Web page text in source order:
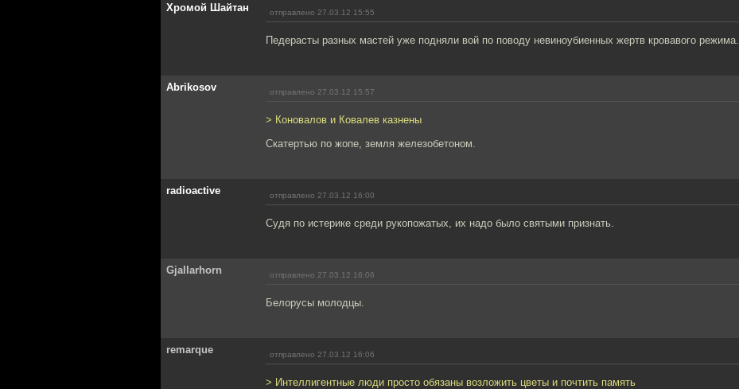
Хромой Шайтан отправлено 27.03.12 15:55
Педерасты разных мастей уже подняли вой по поводу невиноубиенных жертв кровавого режима.
Abrikosov отправлено 27.03.12 15:57
> Коновалов и Ковалев казнены
Скатертью по жопе, земля железобетоном.
radioactive отправлено 27.03.12 16:00
Судя по истерике среди рукопожатых, их надо было святыми признать.
Gjallarhorn отправлено 27.03.12 16:06
Белорусы молодцы.
remarque отправлено 27.03.12 16:06
> Интеллигентные люди просто обязаны возложить цветы и почтить память